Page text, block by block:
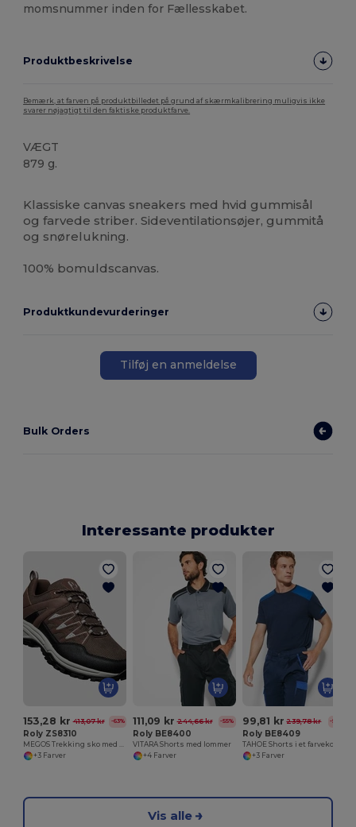
momsnummer inden for Fællesskabet.
Produktbeskrivelse
Bemærk, at farven på produktbilledet på grund af skærmkalibrering muligvis ikke
svarer nøjagtigt til den faktiske produktfarve.
VÆGT
879 g.
Klassiske canvas sneakers med hvid gummisål
og farvede striber. Sideventilationsøjer, gummitå
og snørelukning.
100% bomuldscanvas.
Produktkundevurderinger
Tilføj en anmeldelse
Bulk Orders
Interessante produkter
153,28 kr 413,07 kr -63%
Roly ZS8310
+3 Farver
111,09 kr 244,66 kr -55%
Roly BE8400
VITARA Shorts med lommer
+4 Farver
99,81 kr 239,78 kr -58%
Roly BE8409
+3 Farver
Vis alle